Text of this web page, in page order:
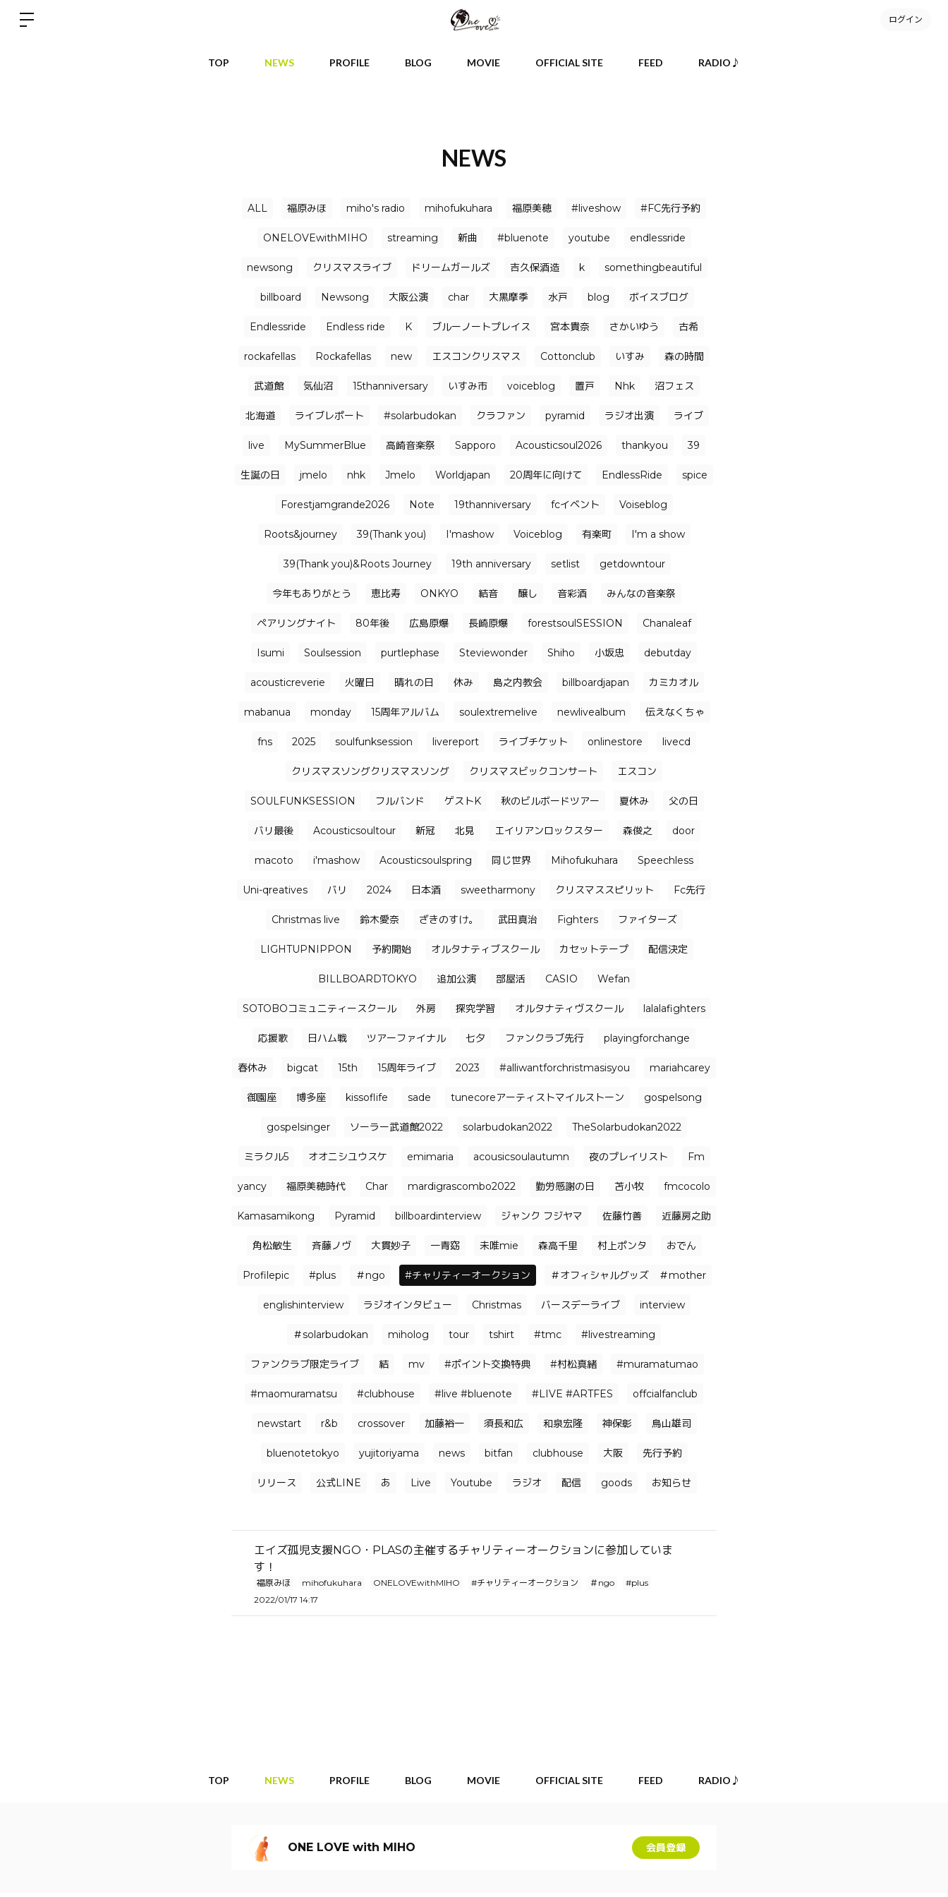
ログイン
TOP NEWS PROFILE BLOG MOVIE OFFICIAL SITE FEED RADIO♪
NEWS
ALL 福原みほ miho's radio mihofukuhara 福原美穂 #liveshow #FC先行予約
ONELOVEwithMIHO streaming 新曲 #bluenote youtube endlessride
newsong クリスマスライブ ドリームガールズ 吉久保酒造 k somethingbeautiful
billboard Newsong 大阪公演 char 大黒摩季 水戸 blog ボイスブログ
Endlessride Endless ride K ブルーノートプレイス 宮本貴奈 さかいゆう 古希
rockafellas Rockafellas new エスコンクリスマス Cottonclub いすみ 森の時間
武道館 気仙沼 15thanniversary いすみ市 voiceblog 置戸 Nhk 沼フェス
北海道 ライブレポート #solarbudokan クラファン pyramid ラジオ出演 ライブ
live MySummerBlue 高崎音楽祭 Sapporo Acousticsoul2026 thankyou 39
生誕の日 jmelo nhk Jmelo Worldjapan 20周年に向けて EndlessRide spice
Forestjamgrande2026 Note 19thanniversary fcイベント Voiseblog
Roots&journey 39(Thank you) I'mashow Voiceblog 有楽町 I'm a show
39(Thank you)&Roots Journey 19th anniversary setlist getdowntour
今年もありがとう 恵比寿 ONKYO 結音 醸し 音彩酒 みんなの音楽祭
ペアリングナイト 80年後 広島原爆 長崎原爆 forestsoulSESSION Chanaleaf
Isumi Soulsession purtlephase Steviewonder Shiho 小坂忠 debutday
acousticreverie 火曜日 晴れの日 休み 島之内教会 billboardjapan カミカオル
mabanua monday 15周年アルバム soulextremelive newlivealbum 伝えなくちゃ
fns 2025 soulfunksession livereport ライブチケット onlinestore livecd
クリスマスソングクリスマスソング クリスマスビックコンサート エスコン
SOULFUNKSESSION フルバンド ゲストK 秋のビルボードツアー 夏休み 父の日
バリ最後 Acousticsoultour 新冠 北見 エイリアンロックスター 森俊之 door
macoto i'mashow Acousticsoulspring 同じ世界 Mihofukuhara Speechless
Uni-qreatives バリ 2024 日本酒 sweetharmony クリスマススピリット Fc先行
Christmas live 鈴木愛奈 ざきのすけ。 武田真治 Fighters ファイターズ
LIGHTUPNIPPON 予約開始 オルタナティブスクール カセットテープ 配信決定
BILLBOARDTOKYO 追加公演 部屋活 CASIO Wefan
SOTOBOコミュニティースクール 外房 探究学習 オルタナティヴスクール lalalafighters
応援歌 日ハム戦 ツアーファイナル 七夕 ファンクラブ先行 playingforchange
春休み bigcat 15th 15周年ライブ 2023 #alliwantforchristmasisyou mariahcarey
御園座 博多座 kissoflife sade tunecoreアーティストマイルストーン gospelsong
gospelsinger ソーラー武道館2022 solarbudokan2022 TheSolarbudokan2022
ミラクル5 オオニシユウスケ emimaria acousicsoulautumn 夜のプレイリスト Fm
yancy 福原美穂時代 Char mardigrascombo2022 勤労感謝の日 苫小牧 fmcocolo
Kamasamikong Pyramid billboardinterview ジャンク フジヤマ 佐藤竹善 近藤房之助
角松敏生 ⻫藤ノヴ 大貫妙子 一青窈 未唯mie 森高千里 村上ポンタ おでん
Profilepic #plus ＃ngo #チャリティーオークション ＃オフィシャルグッズ ＃mother
englishinterview ラジオインタビュー Christmas バースデーライブ interview
＃solarbudokan miholog tour tshirt #tmc #livestreaming
ファンクラブ限定ライブ 結 mv #ポイント交換特典 #村松真緒 #muramatumao
#maomuramatsu #clubhouse #live #bluenote #LIVE #ARTFES offcialfanclub
newstart r&b crossover 加藤裕一 須長和広 和泉宏隆 神保彰 鳥山雄司
bluenotetokyo yujitoriyama news bitfan clubhouse 大阪 先行予約
リリース 公式LINE あ Live Youtube ラジオ 配信 goods お知らせ
エイズ孤児支援NGO・PLASの主催するチャリティーオークションに参加していま
す！
福原みほ mihofukuhara ONELOVEwithMIHO #チャリティーオークション ＃ngo
#plus
2022/01/17 14:17
TOP NEWS PROFILE BLOG MOVIE OFFICIAL SITE FEED RADIO♪
ONE LOVE with MIHO 会員登録